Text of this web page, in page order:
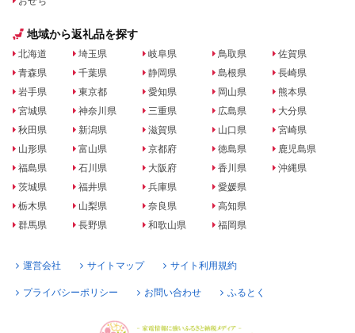
地域から返礼品を探す
北海道
青森県
岩手県
宮城県
秋田県
山形県
福島県
茨城県
栃木県
群馬県
埼玉県
千葉県
東京都
神奈川県
新潟県
富山県
石川県
福井県
山梨県
長野県
岐阜県
静岡県
愛知県
三重県
滋賀県
京都府
大阪府
兵庫県
奈良県
和歌山県
鳥取県
島根県
岡山県
広島県
山口県
徳島県
香川県
愛媛県
高知県
福岡県
佐賀県
長崎県
熊本県
大分県
宮崎県
鹿児島県
沖縄県
運営会社 サイトマップ サイト利用規約
プライバシーポリシー お問い合わせ ふるとく